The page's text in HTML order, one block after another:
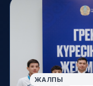
ЖАЛПЫ